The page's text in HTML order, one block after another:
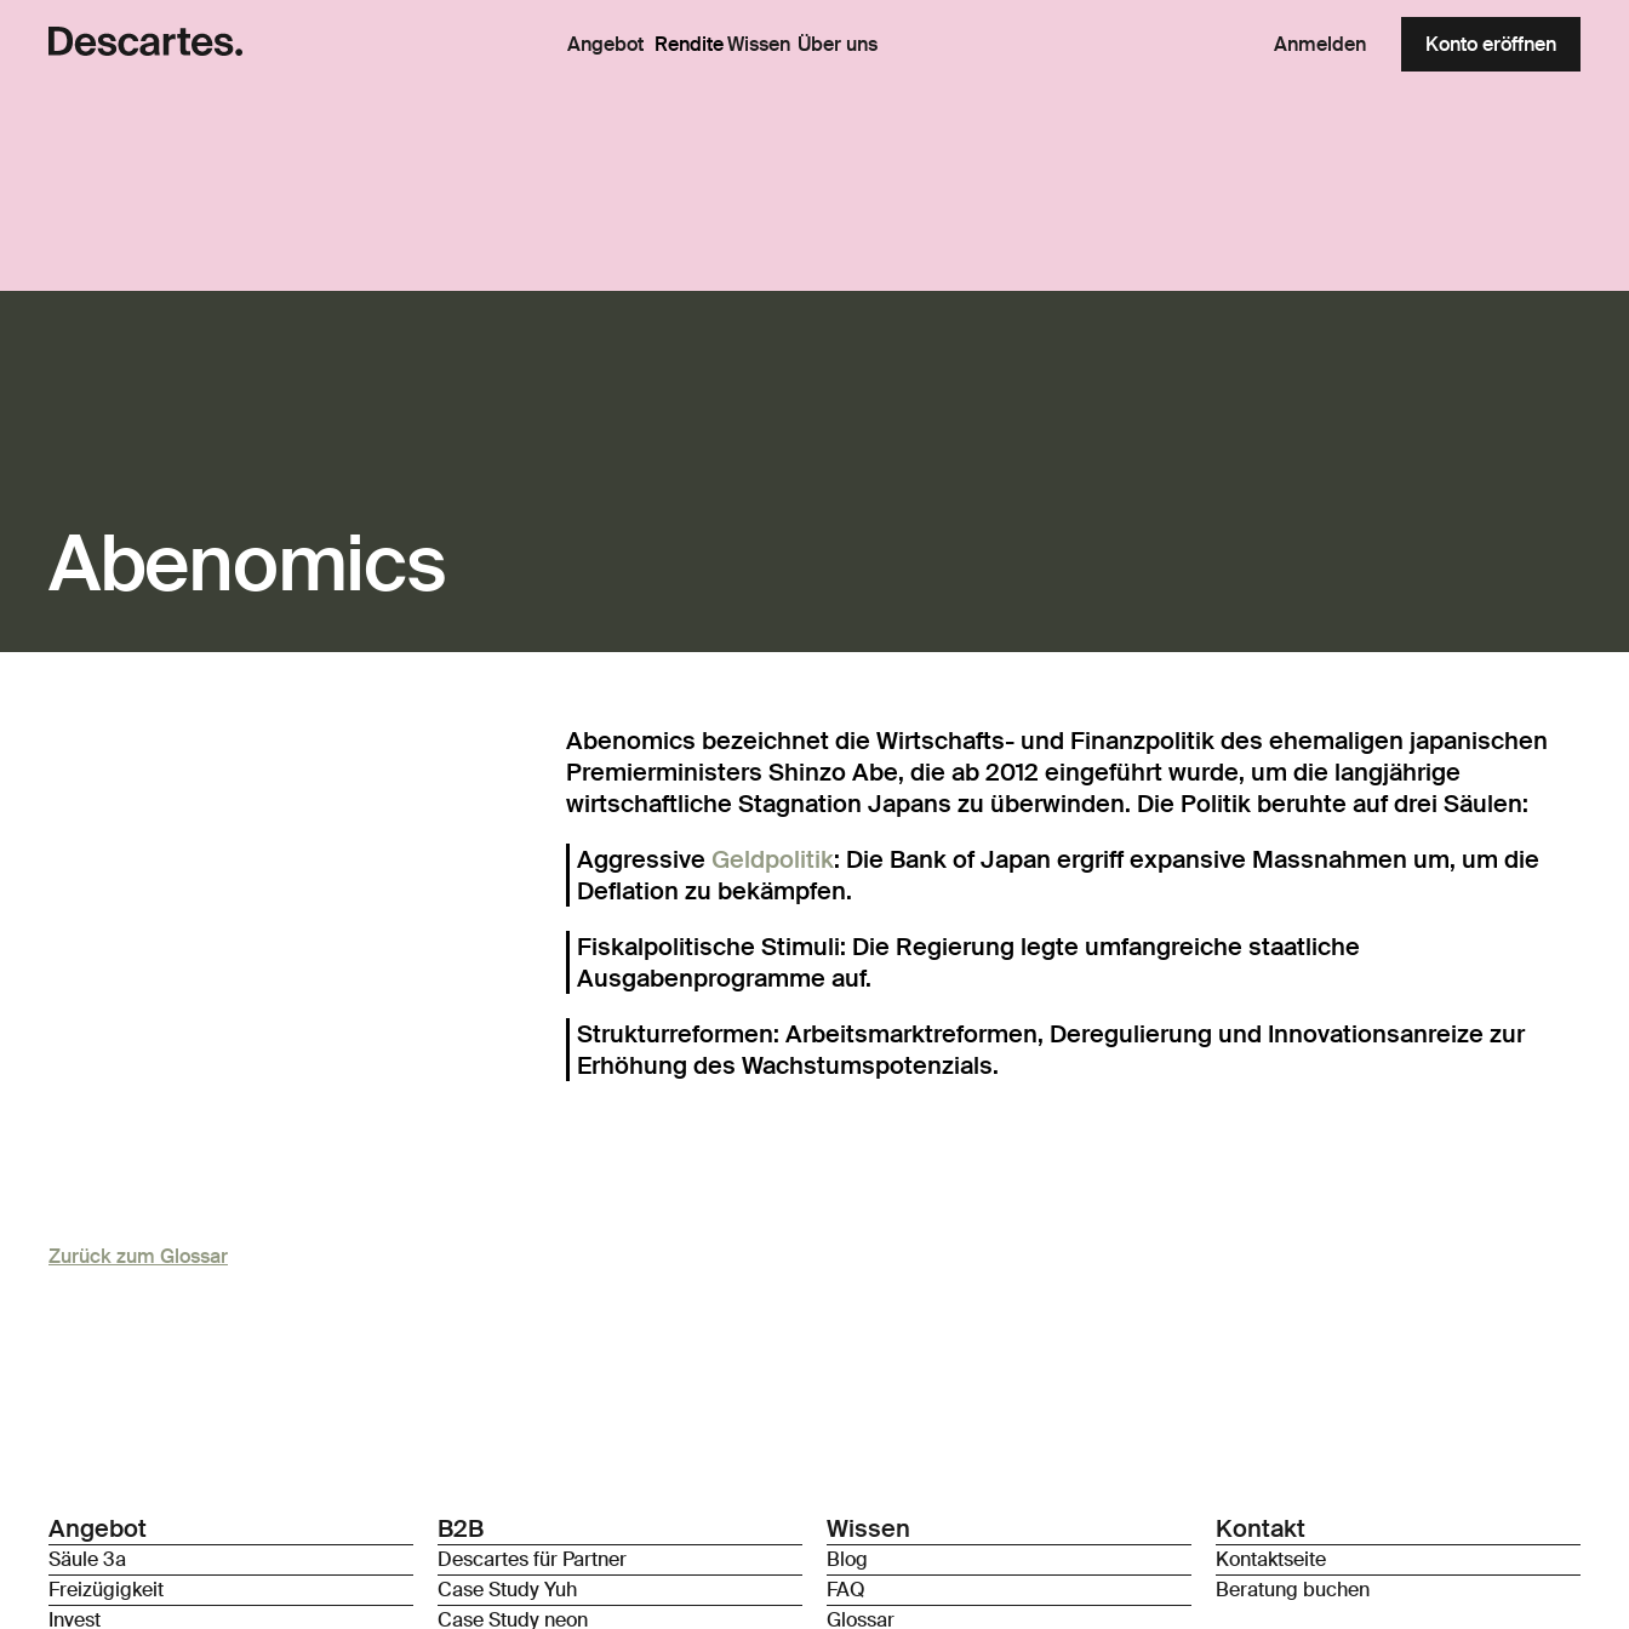
Angebot RenditeWissen Über uns Anmelden Konto eröffnen
Abenomics
Abenomics bezeichnet die Wirtschafts- und Finanzpolitik des ehemaligen japanischen
Premierministers Shinzo Abe, die ab 2012 eingeführt wurde, um die langjährige
wirtschaftliche Stagnation Japans zu überwinden. Die Politik beruhte auf drei Säulen:
Aggressive Geldpolitik: Die Bank of Japan ergriff expansive Massnahmen um, um die
Deflation zu bekämpfen.
Fiskalpolitische Stimuli: Die Regierung legte umfangreiche staatliche
Ausgabenprogramme auf.
Strukturreformen: Arbeitsmarktreformen, Deregulierung und Innovationsanreize zur
Erhöhung des Wachstumspotenzials.
Zurück zum Glossar
Angebot
Säule 3a
Freizügigkeit
Invest
B2B
Descartes für Partner
Case Study Yuh
Case Study neon
Wissen
Blog
FAQ
Glossar
Kontakt
Kontaktseite
Beratung buchen